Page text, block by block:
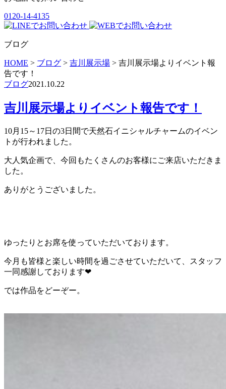
0120-14-4135
ブログ
HOME > ブログ > 吉川展示場 > 吉川展示場よりイベント報
告です！
ブログ2021.10.22
吉川展示場よりイベント報告です！
10月15～17日の3日間で天然石イニシャルチャームのイベン
トが行われました。
大人気企画で、今回もたくさんのお客様にご来店いただきま
した。
ありがとうございました。
ゆったりとお席を使っていただいております。
今月も皆様と楽しい時間を過ごさせていただいて、スタッフ
一同感謝しております❤
では作品をどーぞー。